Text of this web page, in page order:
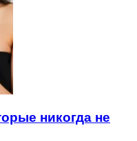
никогда не